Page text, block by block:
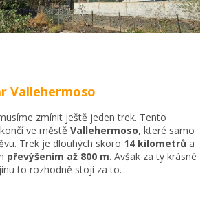
Vallehermoso
zmínit ještě jeden trek. Tento
ve městě Vallehermoso, které samo
Trek je dlouhých skoro 14 kilometrů a
převýšením až 800 m. Avšak za ty krásné
to rozhodně stojí za to.